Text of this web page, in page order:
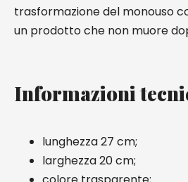
trasformazione del monouso
un prodotto che non muore
Informazioni
lunghezza 27 cm;
larghezza 20 cm;